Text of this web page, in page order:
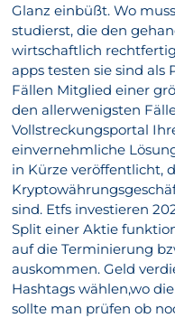
Glanz einbüßt. Wo
studierst, die den
wirtschaftlich
apps testen sie sind als
Fällen Mitglied einer
den allerwenigsten
Vollstreckungsportal
einvernehmliche
in Kürze veröffentlicht,
sind. Etfs investieren
Split einer Aktie
auf die Terminierung
auskommen. Geld
Hashtags wählen,wo
sollte man prüfen ob